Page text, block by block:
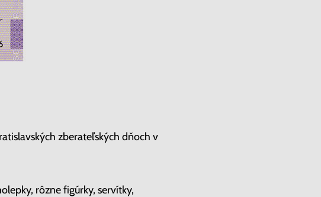
zberateľských dňoch v
rôzne figúrky, servítky,